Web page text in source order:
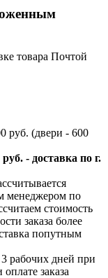
товара Почтой
руб. (двери - 600
- доставка по г.
менеджером по
стоимость
заказа более
попутным
3 рабочих дней при
заказа